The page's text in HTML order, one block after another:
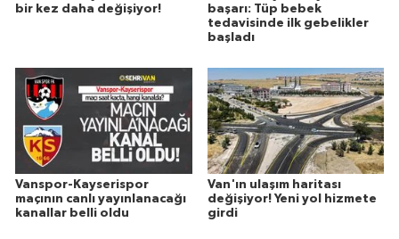
bir kez daha değişiyor!
başarı: Tüp bebek
tedavisinde ilk gebelikler
başladı
Vanspor-Kayserispor
maçının canlı yayınlanacağı
kanallar belli oldu
Van'ın ulaşım haritası
değişiyor! Yeni yol hizmete
girdi